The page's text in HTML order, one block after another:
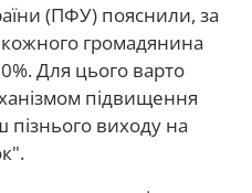
(ПФУ) пояснили, за
кожного громадянина
Для цього варто
підвищення
пізнього виходу на